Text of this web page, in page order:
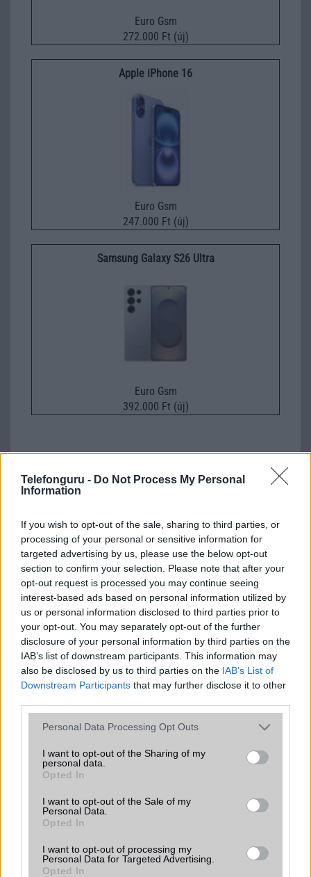
Telefonguru - Do Not Process My Personal
Information
If you wish to opt-out of the sale, sharing to third parties, or
processing of your personal or sensitive information for
targeted advertising by us, please use the below opt-out
section to confirm your selection. Please note that after your
opt-out request is processed you may continue seeing
interest-based ads based on personal information utilized by
us or personal information disclosed to third parties prior to
your opt-out. You may separately opt-out of the further
disclosure of your personal information by third parties on the
IAB’s list of downstream participants. This information may
also be disclosed by us to third parties on the IAB’s List of
Downstream Participants that may further disclose it to other
Please note that this website/app uses one or more Google
not limited to your visit or usage behaviour. You may click to
grant or deny consent to Google and its third-party tags to
use your data for below specified purposes in below Google
consent section.
Personal Data Processing Opt Outs
I want to opt-out of the Sharing of my
personal data.
Opted In
I want to opt-out of the Sale of my
Personal Data.
Opted In
I want to opt-out of processing my
Personal Data for Targeted Advertising.
Opted In
Euro Gsm
272.000 Ft (új)
Apple iPhone 16
Euro Gsm
247.000 Ft (új)
Samsung Galaxy S26 Ultra
Euro Gsm
392.000 Ft (új)
Számos népszerű Samsung Galaxy
modellekről
2026.06.30| Phone Arena
A One UI 9 érkezése új mesterséges intelligencia-
funkciókat és továbbfejlesztett kezelőfelületet hoz,
azonban több korábbi csúcskategóriás és középkategóriás
Galaxy készülék számára ez lesz az út vége.
iPhone 18 bemutató dátum - ekkor
rántja le a leplet az Apple az új
csúcsmobilokról
2026.06.29| Phone Arena
A szeptemberi eseményen az iPhone 18 Pro modellek
mellett a régóta pletykált hajlítható iPhone Ultra is
találgatások továbbra is beárnyékolják a rajtot.
Az Android rejtett automatizmusai: hat
funkció, amely észrevétlenül könnyíti
2026.06.14| Android Police
Sok felhasználó külön alkalmazásokra esküszik, pedig az
amelyek maguktól dolgoznak a háttérben.